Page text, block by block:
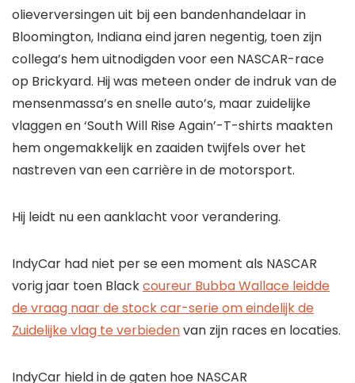
olieverversingen uit bij een bandenhandelaar in
Bloomington, Indiana eind jaren negentig, toen zijn
collega’s hem uitnodigden voor een NASCAR-race
op Brickyard. Hij was meteen onder de indruk van de
mensenmassa’s en snelle auto’s, maar zuidelijke
vlaggen en ‘South Will Rise Again’-T-shirts maakten
hem ongemakkelijk en zaaiden twijfels over het
nastreven van een carrière in de motorsport.
Hij leidt nu een aanklacht voor verandering.
IndyCar had niet per se een moment als NASCAR
vorig jaar toen Blackcoureur Bubba Wallace leidde
de vraag naar de stock car-serie om eindelijk de
Zuidelijke vlag te verbiedenvan zijn races en locaties.
IndyCar hield in de gaten hoe NASCAR